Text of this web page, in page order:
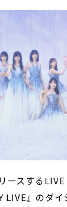
ースする
LIVE』のダ